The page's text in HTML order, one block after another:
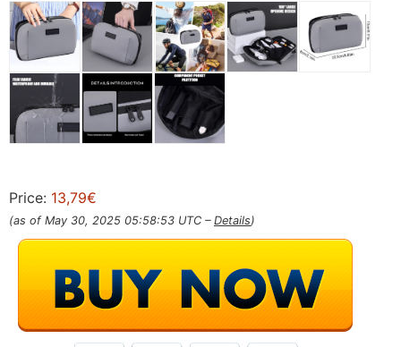
Price: 13,79€
(as of May 30, 2025 05:58:53 UTC – Details)